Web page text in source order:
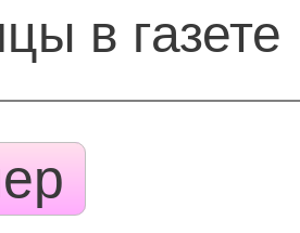
в газете